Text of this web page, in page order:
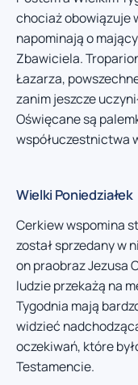
chociaż obowiązuje
napominają o
Zbawiciela.
Łazarza,
zanim jeszcze
Oświęcane są
współuczestnictwa
Wielki Poniedziałek
Cerkiew wspomina
został sprzedany w
on praobraz Jezusa
ludzie przekażą na
Tygodnia mają
widzieć
oczekiwań, które
Testamencie.